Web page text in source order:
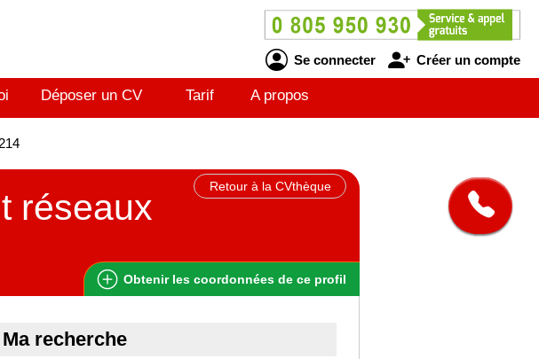
Se connecter Créer un compte
Déposer un CV Tarif A propos
Retour à la CVthèque
réseaux
Obtenir les coordonnées de ce profil
Ma recherche